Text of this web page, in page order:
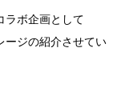
ラボ企画として
ージの紹介させてい